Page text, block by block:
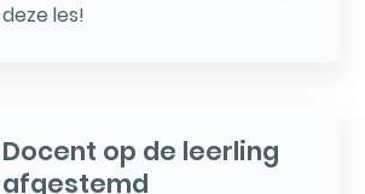
deze les!
Docent op de leerling
afgestemd